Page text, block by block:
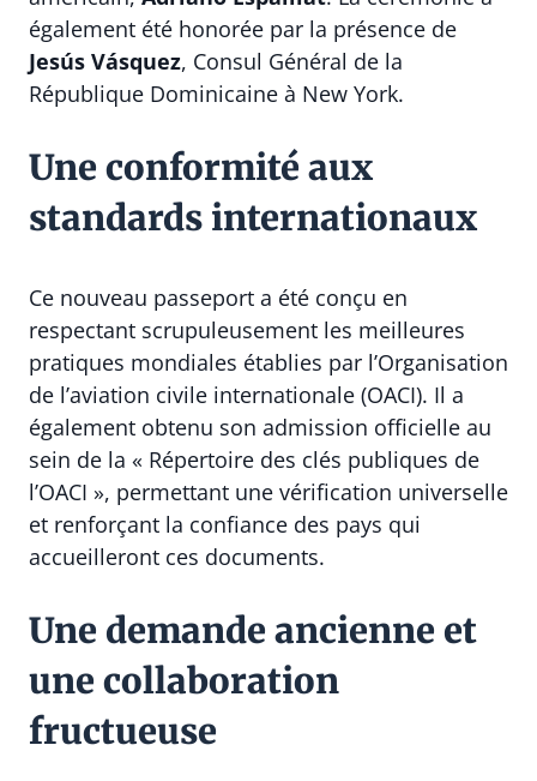
également été honorée par la présence de
Jesús Vásquez, Consul Général de la
République Dominicaine à New York.
Une conformité aux
standards internationaux
Ce nouveau passeport a été conçu en
respectant scrupuleusement les meilleures
pratiques mondiales établies par l’Organisation
de l’aviation civile internationale (OACI). Il a
également obtenu son admission officielle au
sein de la « Répertoire des clés publiques de
l’OACI », permettant une vérification universelle
et renforçant la confiance des pays qui
accueilleront ces documents.
Une demande ancienne et
une collaboration
fructueuse